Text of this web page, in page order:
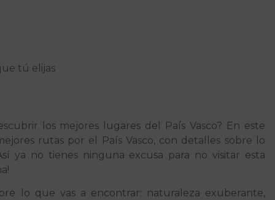
tú elijas
los mejores lugares del País Vasco? En este
rutas por el País Vasco, con detalles sobre lo
ya no tienes ninguna excusa para no visitar esta
lo que vas a encontrar: naturaleza exuberante,